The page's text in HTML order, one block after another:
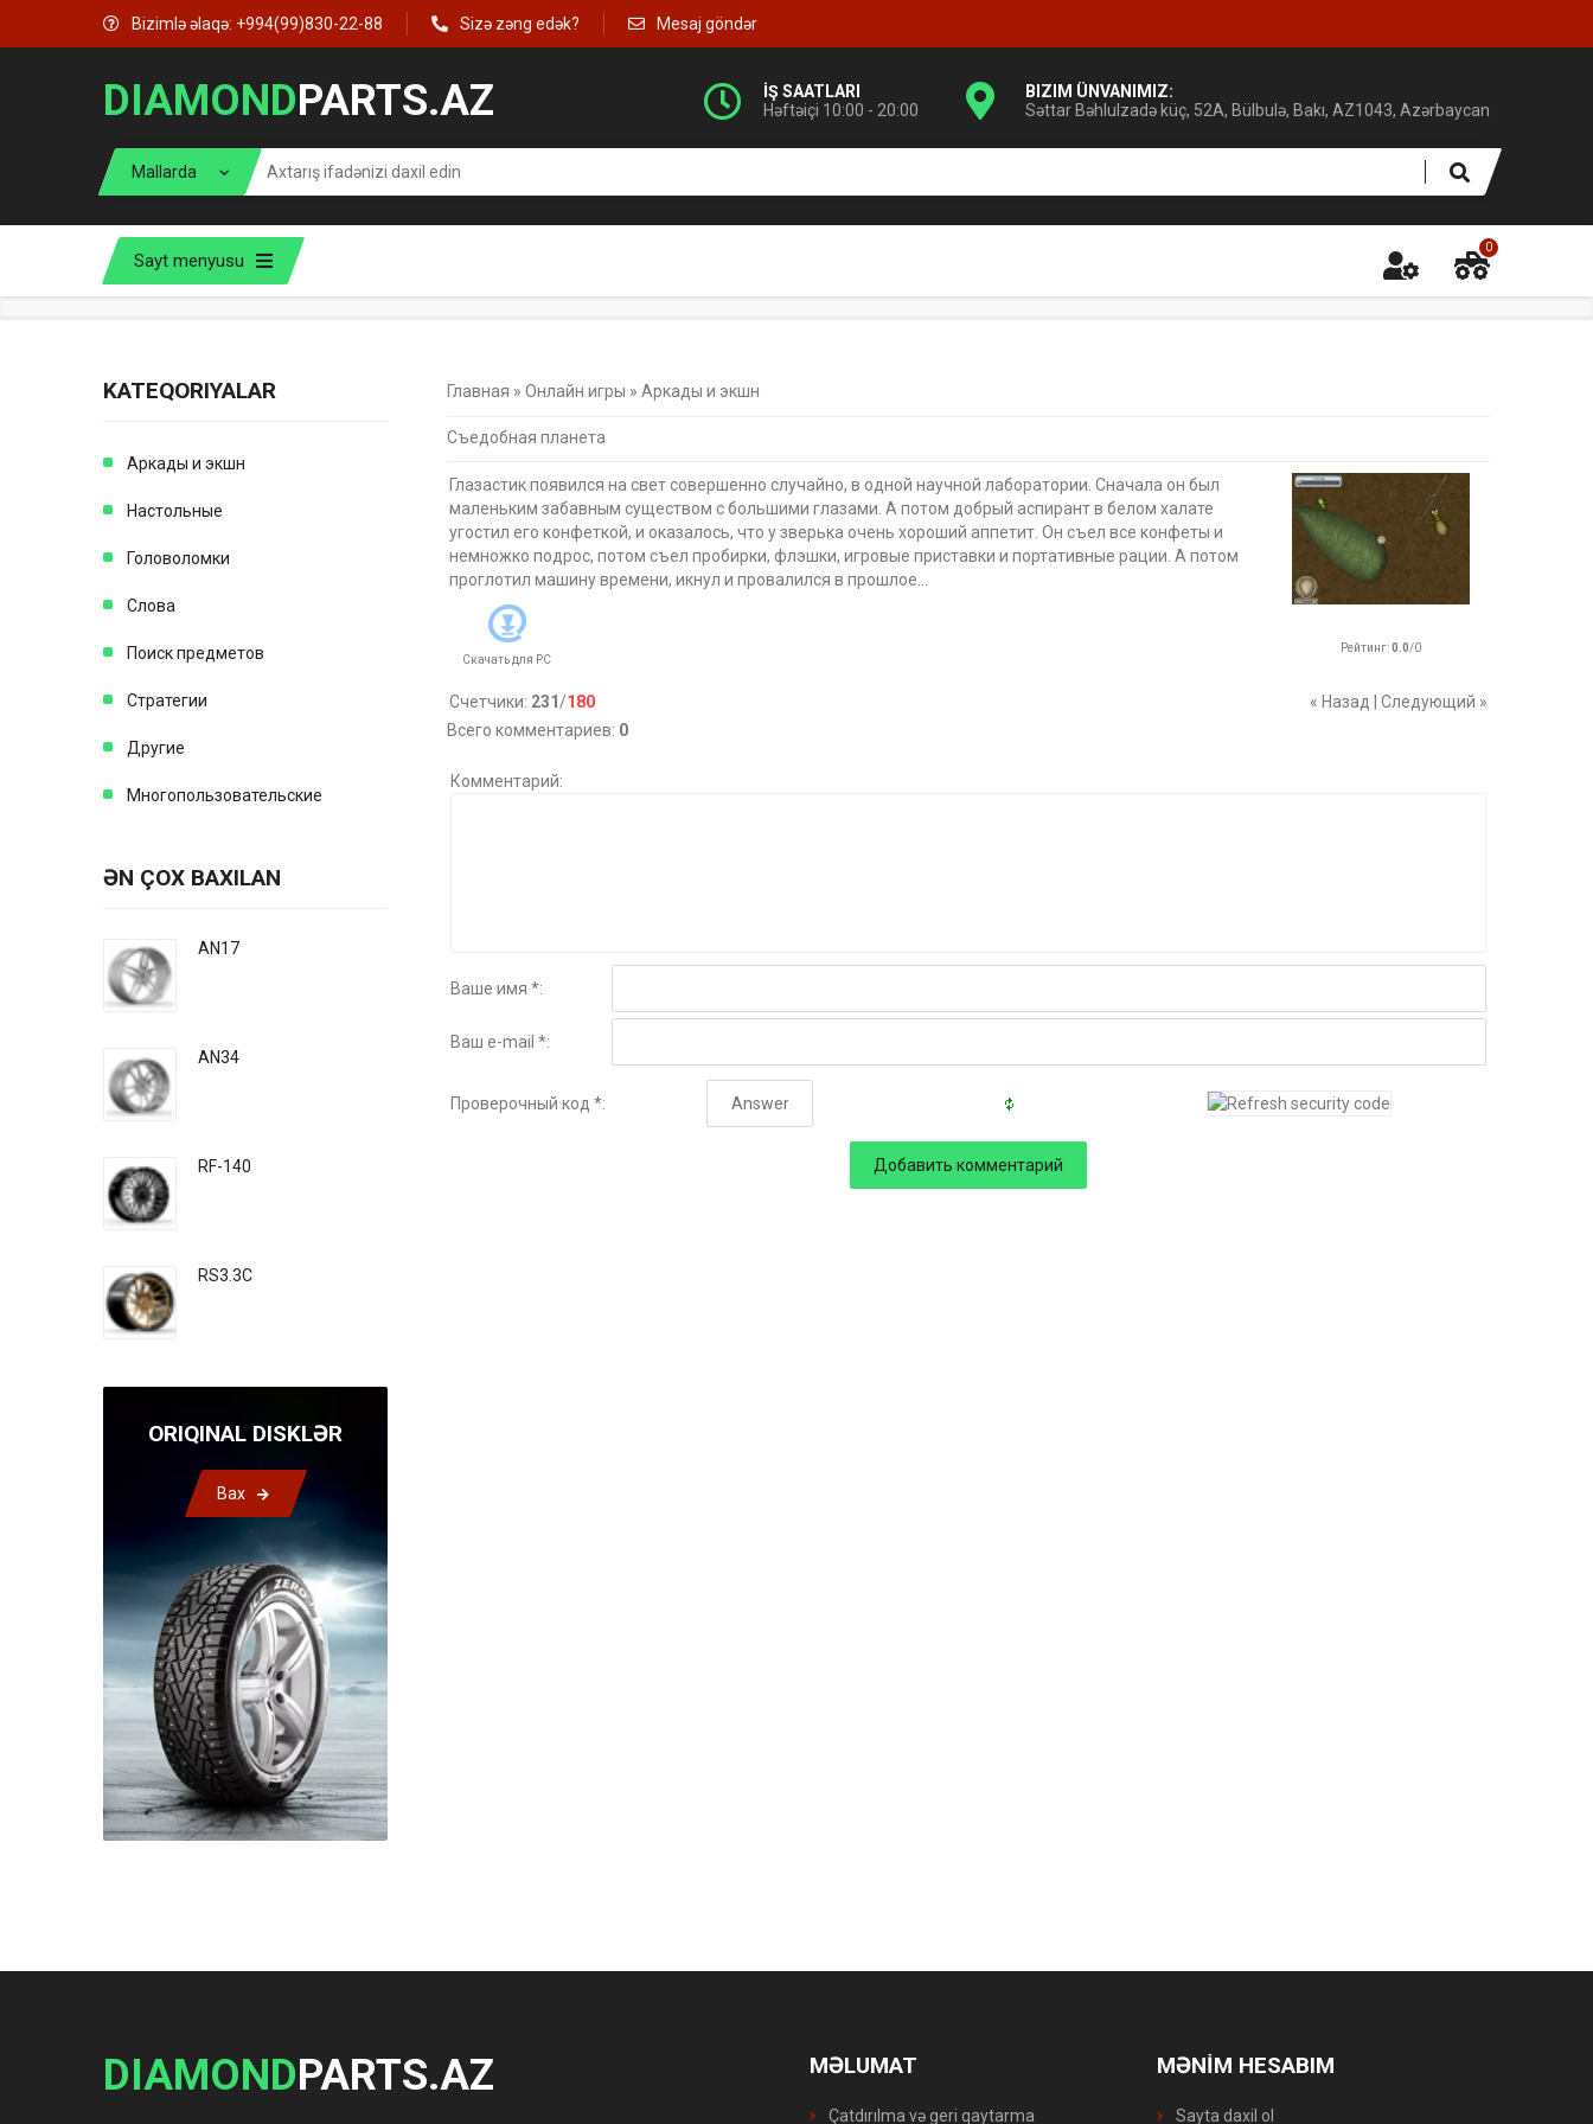
Bizimlə əlaqə: +994(99)830-22-88 Sizə zəng edək? Mesaj göndər
DIAMONDPARTS.AZ
İŞ SAATLARI
Həftəiçi 10:00 - 20:00
BIZIM ÜNVANIMIZ:
Səttar Bəhlulzadə küç, 52A, Bülbulə, Bakı, AZ1043, Azərbaycan
Sayt menyusu
0
Главная » Онлайн игры » Аркады и экшн
Съедобная планета
Глазастик появился на свет совершенно случайно, в одной научной лаборатории. Сначала он был
маленьким забавным существом с большими глазами. А потом добрый аспирант в белом халате
угостил его конфеткой, и оказалось, что у зверька очень хороший аппетит. Он съел все конфеты и
немножко подрос, потом съел пробирки, флэшки, игровые приставки и портативные рации. А потом
проглотил машину времени, икнул и провалился в прошлое…
Скачать для PC
Рейтинг:0.0/0
« Назад Следующий »
Счетчики: 231 /180
Всего комментариев: 0
Комментарий:
Ваше имя *:
Ваш e-mail *:
Проверочный код *:
KATEQORIYALAR
Аркады и экшн
Настольные
Головоломки
Слова
Поиск предметов
Стратегии
Другие
Многопользовательские
ƏN ÇOX BAXILAN
AN17
AN34
RF-140
RS3.3C
ORIQINAL DISKLƏR
Bax
DIAMONDPARTS.AZ MƏLUMAT
Çatdırılma və geri qaytarma
MƏNİM HESABIM
Sayta daxil ol